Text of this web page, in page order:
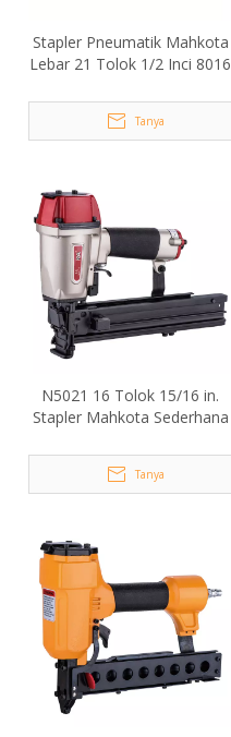
Stapler Pneumatik Mahkota
Lebar 21 Tolok 1/2 Inci 8016
Tanya
N5021 16 Tolok 15/16 in.
Stapler Mahkota Sederhana
Tanya